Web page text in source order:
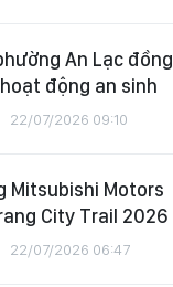
An Lạc đồng
động an sinh
22/07/2026 09:10
Mitsubishi Motors
City Trail 2026
22/07/2026 06:47